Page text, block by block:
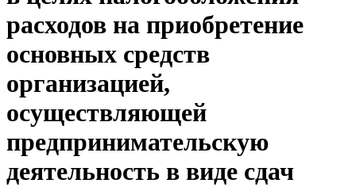
расходов на приобретение
основных средств
организацией,
осуществляющей
предпринимательскую
деятельность в виде сдач